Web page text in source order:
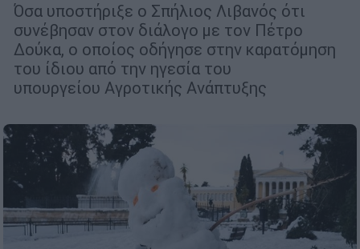
Όσα υποστήριξε ο Σπήλιος Λιβανός ότι
συνέβησαν στον διάλογο με τον Πέτρο
Δούκα, ο οποίος οδήγησε στην καρατόμηση
του ίδιου από την ηγεσία του
υπουργείου Αγροτικής Ανάπτυξης